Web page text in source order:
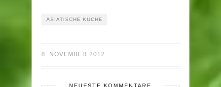
ASIATISCHE KÜCHE
8. NOVEMBER 2012
NEUESTE KOMMENTARE